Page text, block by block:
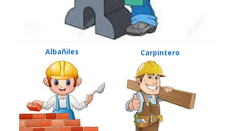
Albañiles Carpintero